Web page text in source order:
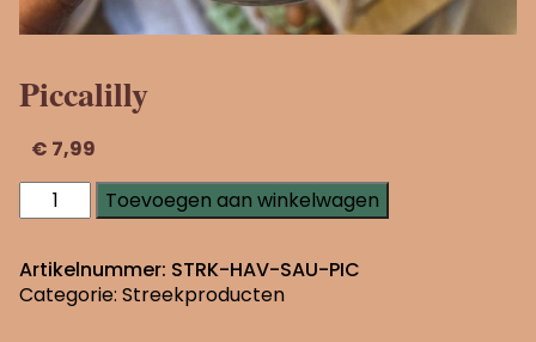
Piccalilly
€ 7,99
Piccalilly
aantal
Toevoegen aan winkelwagen
Artikelnummer: STRK-HAV-SAU-PIC
Categorie: Streekproducten